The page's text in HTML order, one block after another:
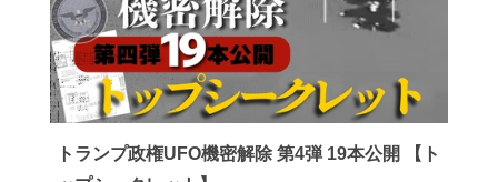
トランプ政権UFO機密解除 第4弾 19本公開 【ト